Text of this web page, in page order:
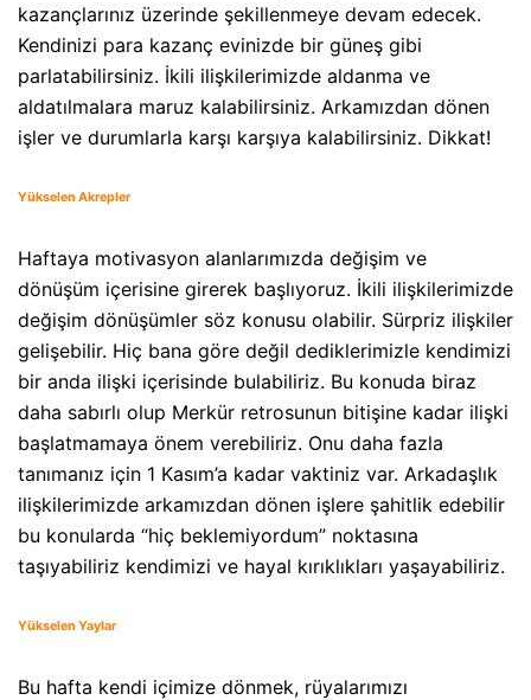
kazançlarınız üzerinde şekillenmeye devam edecek.
Kendinizi para kazanç evinizde bir güneş gibi
parlatabilirsiniz. İkili ilişkilerimizde aldanma ve
aldatılmalara maruz kalabilirsiniz. Arkamızdan dönen
işler ve durumlarla karşı karşıya kalabilirsiniz. Dikkat!
Yükselen Akrepler
Haftaya motivasyon alanlarımızda değişim ve
dönüşüm içerisine girerek başlıyoruz. İkili ilişkilerimizde
değişim dönüşümler söz konusu olabilir. Sürpriz ilişkiler
gelişebilir. Hiç bana göre değil dediklerimizle kendimizi
bir anda ilişki içerisinde bulabiliriz. Bu konuda biraz
daha sabırlı olup Merkür retrosunun bitişine kadar ilişki
başlatmamaya önem verebiliriz. Onu daha fazla
tanımanız için 1 Kasım’a kadar vaktiniz var. Arkadaşlık
ilişkilerimizde arkamızdan dönen işlere şahitlik edebilir
bu konularda “hiç beklemiyordum” noktasına
taşıyabiliriz kendimizi ve hayal kırıklıkları yaşayabiliriz.
Yükselen Yaylar
Bu hafta kendi içimize dönmek, rüyalarımızı